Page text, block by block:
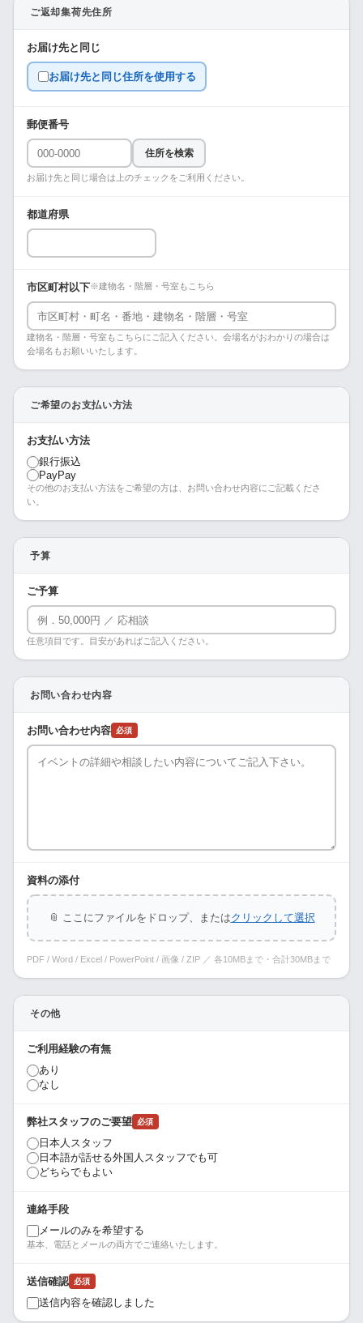
ご返却集荷先住所
お届け先と同じ
お届け先と同じ住所を使用する
郵便番号
住所を検索
お届け先と同じ場合は上のチェックをご利用ください。
都道府県
市区町村以下※建物名・階層・号室もこちら
建物名・階層・号室もこちらにご記入ください。会場名がおわかりの場合は
会場名もお願いいたします。
ご希望のお支払い方法
お支払い方法
銀行振込
PayPay
その他のお支払い方法をご希望の方は、お問い合わせ内容にご記載くださ
い。
予算
ご予算
任意項目です。目安があればご記入ください。
お問い合わせ内容
お問い合わせ内容 必須
資料の添付
📎 ここにファイルをドロップ、またはクリックして選択
PDF / Word / Excel / PowerPoint / 画像 / ZIP ／ 各10MBまで・合計30MBまで
その他
ご利用経験の有無
あり
なし
弊社スタッフのご要望 必須
日本人スタッフ
日本語が話せる外国人スタッフでも可
どちらでもよい
連絡手段
メールのみを希望する
基本、電話とメールの両方でご連絡いたします。
送信確認 必須
送信内容を確認しました